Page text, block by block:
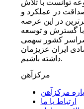
توانست با تلاش
در عملکرد و
در این عرصه
گسترش و توسعه
سراسر کشور سهمی
ایران عزیزمان
داشته باشیم.
مرکزآهن
مرکزآهن
ارتباط با ما